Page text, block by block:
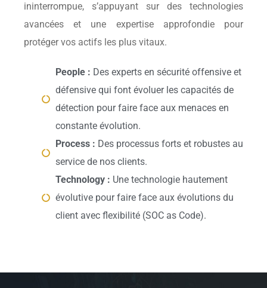
ininterrompue, s’appuyant sur des technologies
avancées et une expertise approfondie pour
protéger vos actifs les plus vitaux.
People : Des experts en sécurité offensive et
défensive qui font évoluer les capacités de
détection pour faire face aux menaces en
constante évolution.
Process : Des processus forts et robustes au
service de nos clients.
Technology : Une technologie hautement
évolutive pour faire face aux évolutions du
client avec flexibilité (SOC as Code).